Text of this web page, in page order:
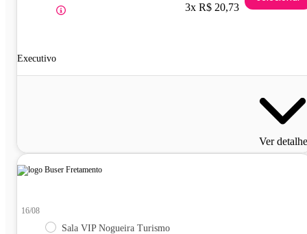
Executivo
3x R$ 20,73
Ver
16/08
Sala VIP Nogueira Turismo